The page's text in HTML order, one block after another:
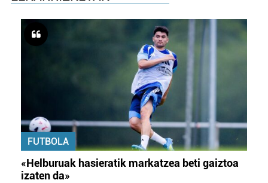
FUTBOLA
«Helburuak hasieratik markatzea beti gaiztoa
izaten da»